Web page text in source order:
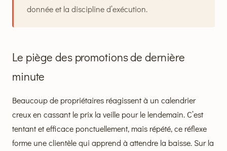
donnée et la discipline d’exécution.
Le piège des promotions de dernière
minute
Beaucoup de propriétaires réagissent à un calendrier
creux en cassant le prix la veille pour le lendemain. C’est
tentant et efficace ponctuellement, mais répété, ce réflexe
forme une clientèle qui apprend à attendre la baisse. Sur la